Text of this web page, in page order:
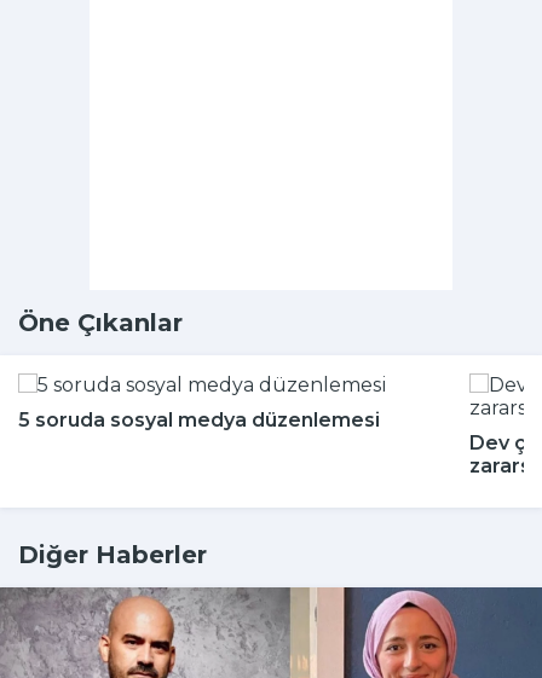
Öne Çıkanlar
5 soruda sosyal medya düzenlemesi
Dev
Diğer Haberler